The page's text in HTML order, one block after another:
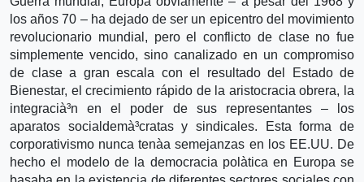
los años 70 – ha dejado de ser un epicentro del movimiento
revolucionario mundial, pero el conflicto de clase no fue
simplemente vencido, sino canalizado en un compromiso
de clase a gran escala con el resultado del Estado de
Bienestar, el crecimiento rápido de la aristocracia obrera, la
integracià³n en el poder de sus representantes – los
aparatos socialdemà³cratas y sindicales. Esta forma de
corporativismo nunca tenà­a semejanzas en los EE.UU. De
hecho el modelo de la democracia polà­tica en Europa se